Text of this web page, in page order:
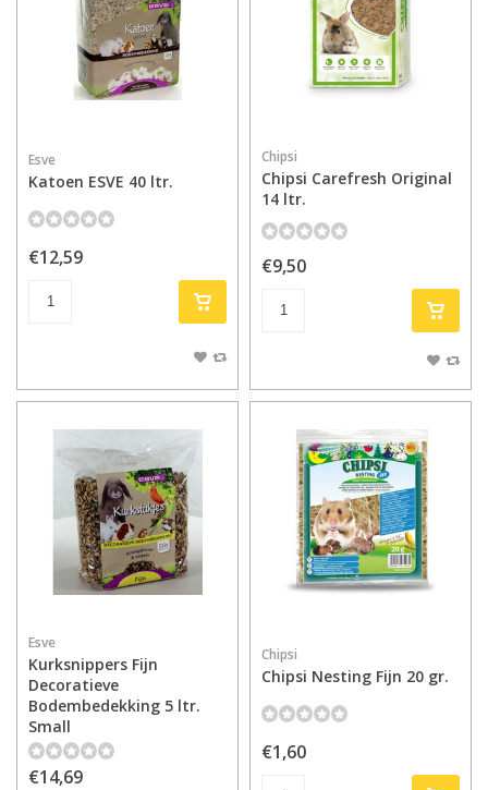
Esve
Katoen ESVE 40 ltr.
€12,59
Chipsi
Chipsi Carefresh Original
14 ltr.
€9,50
Esve
Kurksnippers Fijn
Decoratieve
Bodembedekking 5 ltr.
Small
€14,69
Chipsi
Chipsi Nesting Fijn 20 gr.
€1,60